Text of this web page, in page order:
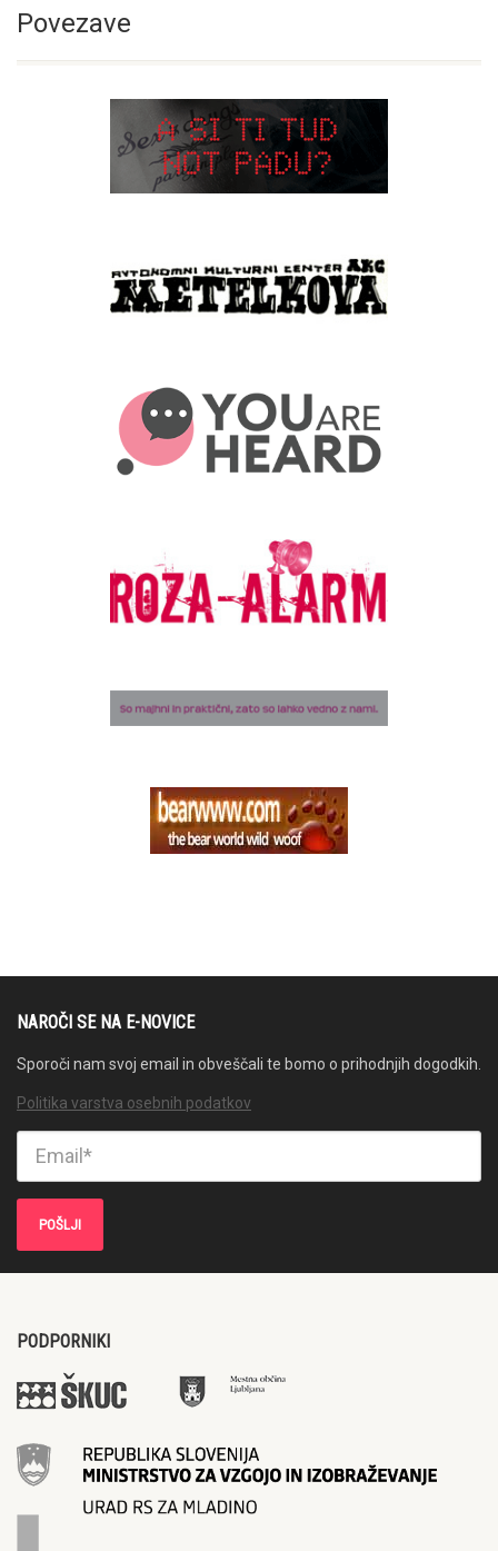
Povezave
NAROČI SE NA E-NOVICE
Sporoči nam svoj email in obveščali te bomo o prihodnjih dogodkih.
Politika varstva osebnih podatkov
PODPORNIKI